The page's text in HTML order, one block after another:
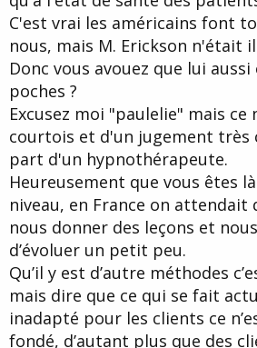
C'est vrai les américains font
nous, mais M. Erickson n'était
Donc vous avouez que lui
poches ?
Excusez moi "paulelie" mais ce
courtois et d'un jugement très
part d'un hypnothérapeute.
Heureusement que vous êtes
niveau, en France on attendait
nous donner des leçons et
d’évoluer un petit peu.
Qu’il y est d’autre méthodes
mais dire que ce qui se fait
inadapté pour les clients ce
fondé, d’autant plus que des